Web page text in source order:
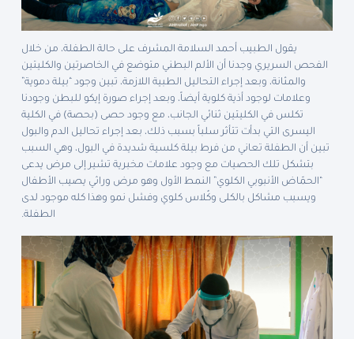
يقول الطبيب أحمد السلامة المشرف على حالة الطفلة، من خلال
الفحص السريري وجدنا أن الألم البطني متوضع في الخاصرتين والكليتين
والمثانة، وبعد إجراء التحاليل الطبية اللازمة، تبين وجود “بيلة دموية”
وعلامات لوجود أذية كلوية أيضاً، وبعد إجراء صورة إيكو للبطن وجودنا
تكلس في الكليتين ثنائي الجانب، مع وجود حصى (بحصة) في الكلية
اليسرى التي بدأت تتأثر سلباً بسبب ذلك، بعد إجراء تحاليل الدم والبول
تبين أن الطفلة تعاني من فرط بيلة كلسية شديدة في البول، وهي السبب
بتشكل تلك الحصيات مع وجود علامات مخبرية تشير إلى مرض يدعى
“الحمّاض الأنبوبي الكلوي” النمط الأول وهو مرض وراثي يصيب الأطفال
ويسبب مشاكل بالكلى وكُلاس كلوي وفشل نمو وهذا كله موجود لدى
الطفلة.